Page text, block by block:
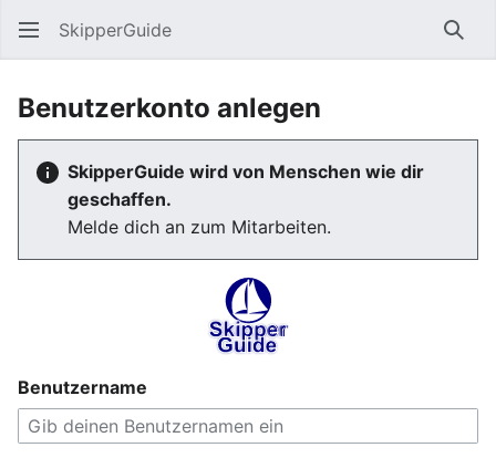
SkipperGuide
Benutzerkonto anlegen
SkipperGuide wird von Menschen wie dir
geschaffen.
Melde dich an zum Mitarbeiten.
Benutzername